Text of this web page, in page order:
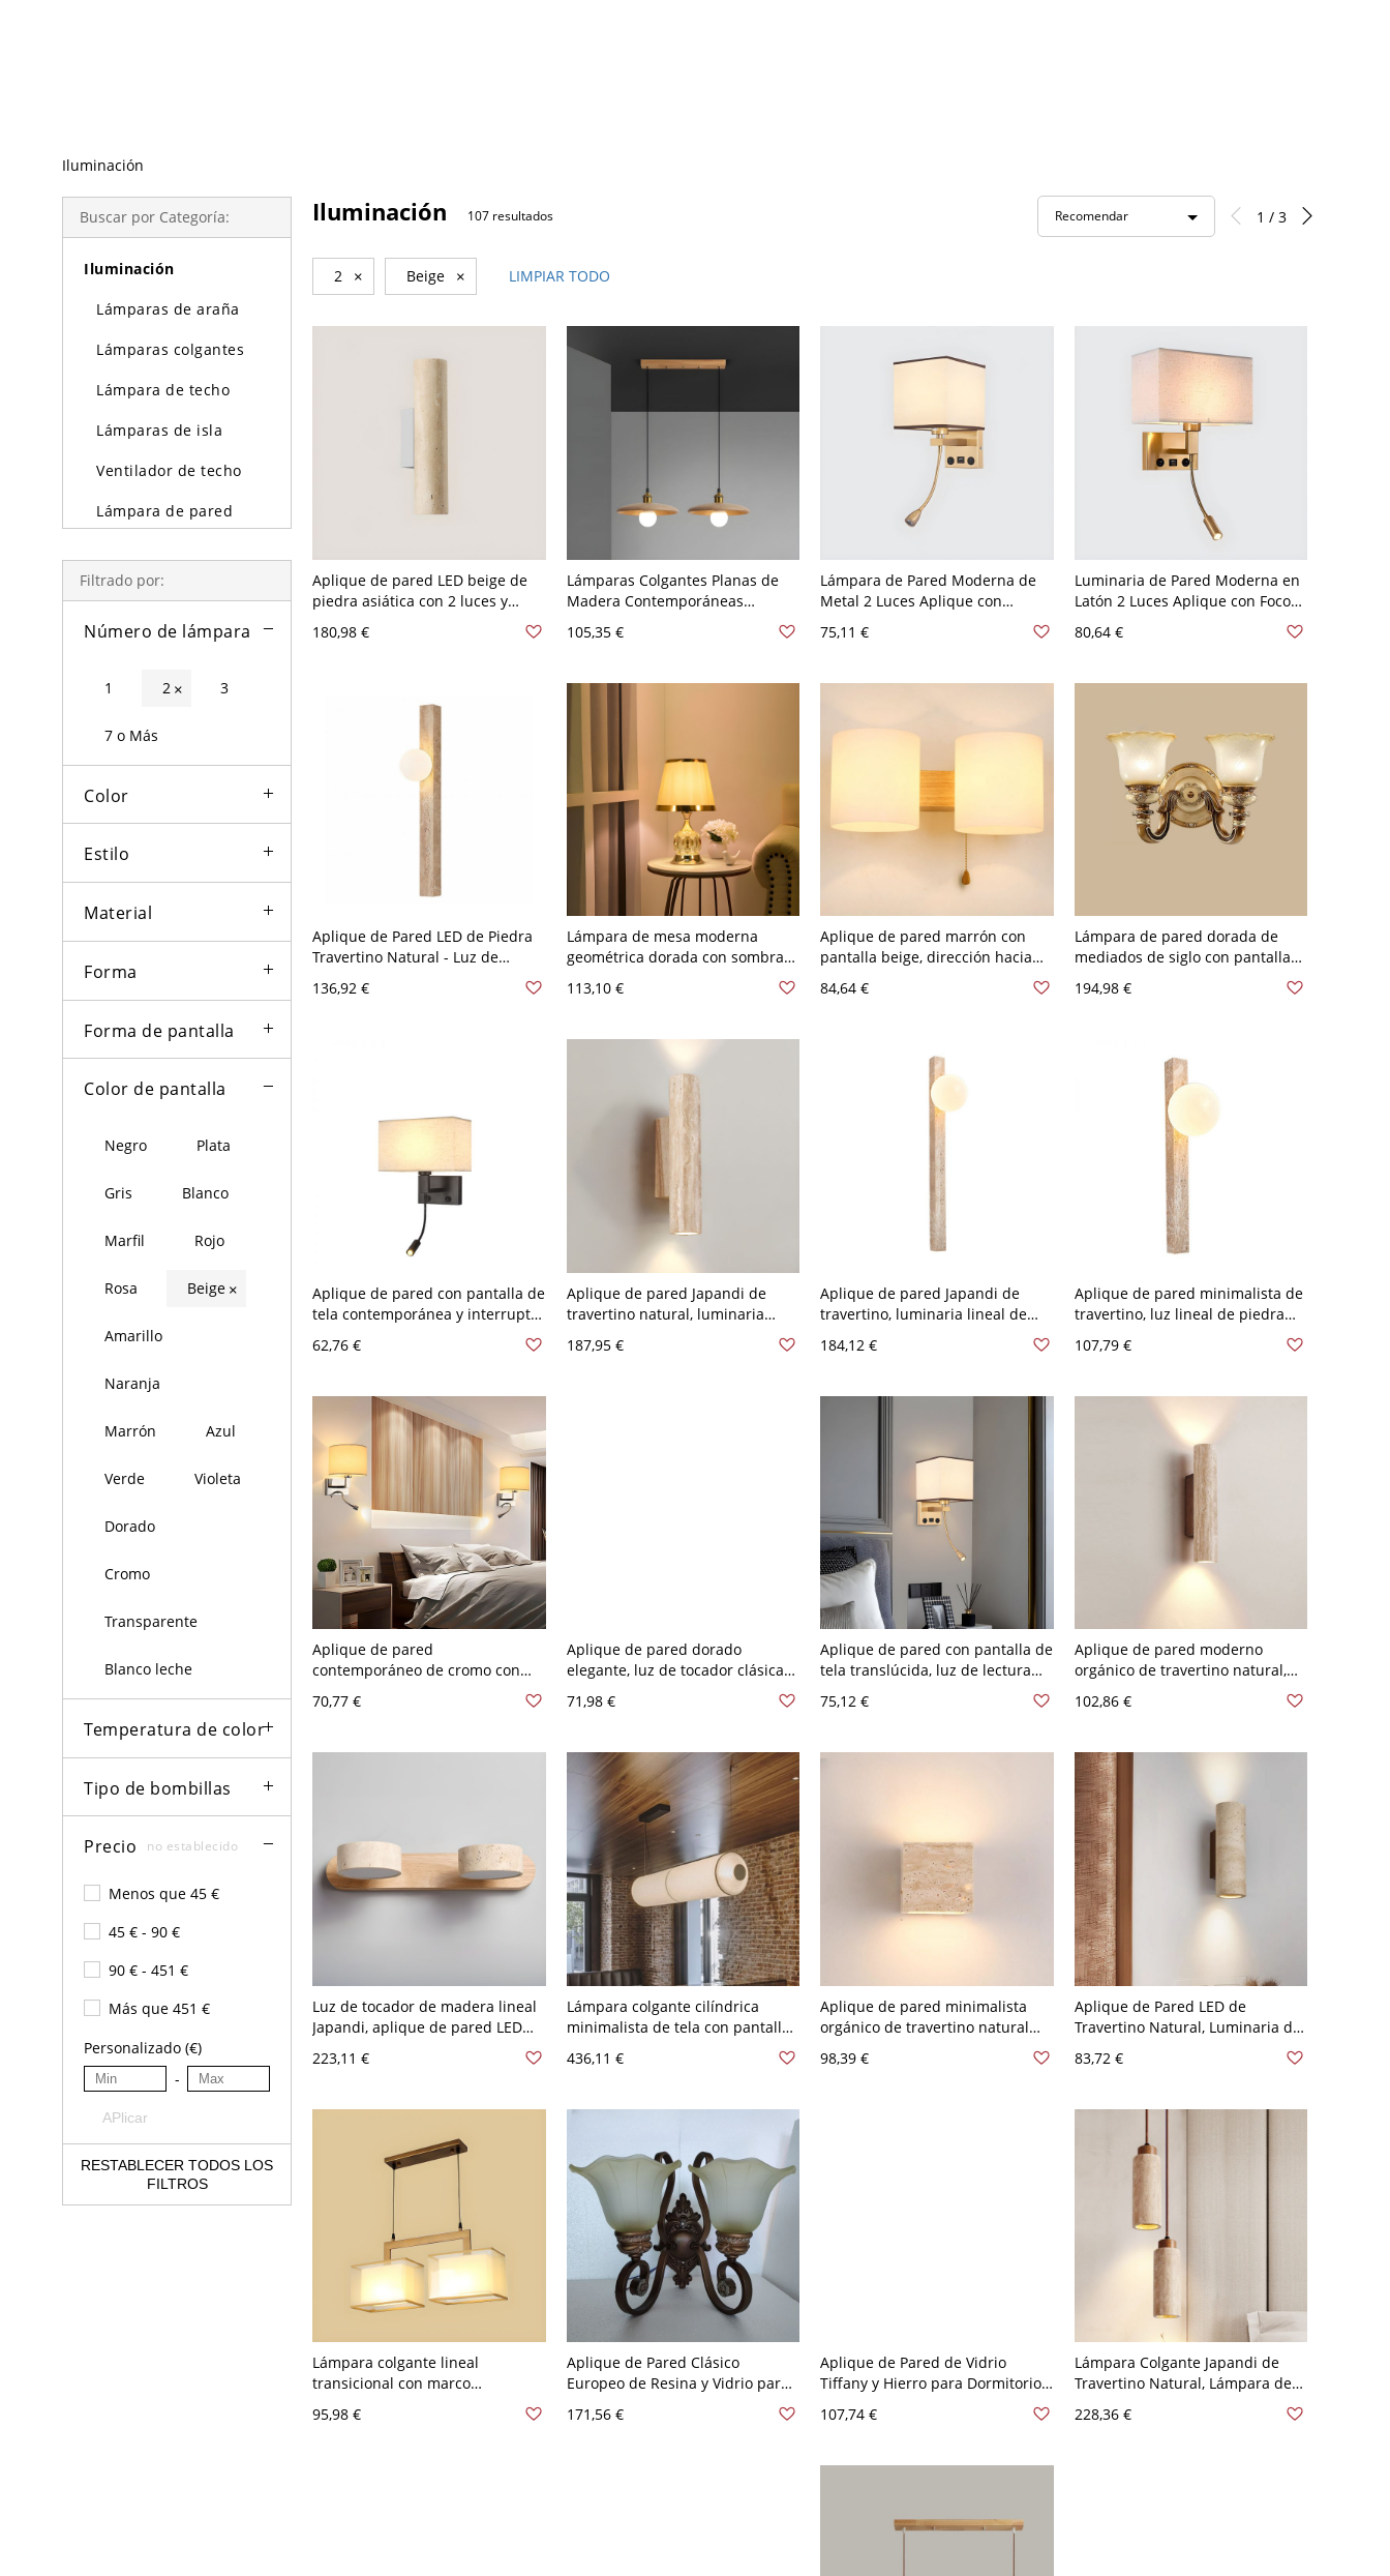
Iluminación
Buscar por Categoría:
Iluminación
Lámparas de araña
Lámparas colgantes
Lámpara de techo
Lámparas de isla
Ventilador de techo
Lámpara de pared
de pie
Filtrado por:
Número de lámpara
1 2 × 3
7 o Más
Color
Estilo
Material
Forma
Forma de pantalla
Color de pantalla
Negro Plata
Gris Blanco
Marfil Rojo
Rosa Beige ×
Amarillo
Naranja
Marrón Azul
Verde Violeta
Dorado
Cromo
Transparente
Blanco leche
Temperatura de color
Tipo de bombillas
Precio no establecido
Menos que 45 €
45 € - 90 €
90 € - 451 €
Más que 451 €
Personalizado (€)
-
APlicar
RESTABLECER TODOS LOS
FILTROS
Iluminación 107 resultados Recomendar 1 / 3
2 × Beige × LIMPIAR TODO
Aplique de pared LED beige de
piedra asiática con 2 luces y
abajo - 110 A 120 V Redondo
180,98 €
Lámparas Colgantes Planas de
Madera Contemporáneas
Minimalistas para Comedor - 110
A 120 V Madera 2
105,35 €
Lámpara de Pared Moderna de
Metal 2 Luces Aplique con
Pantalla de Tela de Rectángulo -
110 A 120 V Lino Sí
75,11 €
Luminaria de Pared Moderna en
Latón 2 Luces Aplique con Foco
120 V Latón Beige Sí
80,64 €
Aplique de Pared LED de Piedra
Travertino Natural - Luz de
Acento Orgánica Moderna - 110
A 120 V 60,96 cm Globo
136,92 €
Lámpara de mesa moderna
geométrica dorada con sombra
LED - 110 A 120 V ámbar
113,10 €
Aplique de pared marrón con
pantalla beige, dirección hacia
abajo, 2 luces en madera, 110V-
120V, 11.5"
84,64 €
Lámpara de pared dorada de
mediados de siglo con pantalla
de vidrio esmerilado y fuente de
alimentación con cableado - 110
194,98 €
Aplique de pared con pantalla de
tela contemporánea y interruptor
120 V Rectángulo
62,76 €
Aplique de pared Japandi de
travertino natural, luminaria
minimalista de piedra y madera
con luz descendente ambiental
187,95 €
Aplique de pared Japandi de
travertino, luminaria lineal de
60,96 cm 110 A 120 V
184,12 €
Aplique de pared minimalista de
travertino, luz lineal de piedra
natural con brillo arriba/abajo -
110 A 120 V Globo 59,69 cm
107,79 €
Aplique de pared
contemporáneo de cromo con
pantalla de lino e interruptor de
palanca integrado - 110 A 120 V
70,77 €
Aplique de pared dorado
elegante, luz de tocador clásica
de cristal con pantalla de vidrio
esmerilado - 2 110 A 120 V
71,98 €
Aplique de pared con pantalla de
tela translúcida, luz de lectura
USB - 110 A 120 V Lino 2
75,12 €
Aplique de pared moderno
orgánico de travertino natural,
para pasillo o dormitorio - 110 A
102,86 €
Luz de tocador de madera lineal
Japandi, aplique de pared LED
ajustable estilo travertino - 2 110
A 120 V Madera
223,11 €
Lámpara colgante cilíndrica
minimalista de tela con pantalla
restaurante y café - 110 A 120 V
436,11 €
Aplique de pared minimalista
orgánico de travertino natural
con suave resplandor ambiental
- Cuadro 110 A 120 V
98,39 €
Aplique de Pared LED de
Travertino Natural, Luminaria de
Piedra Orgánica Minimalista - 2
110 A 120 V 22,86 cm Cilindro
83,72 €
Lámpara colgante lineal
transicional con marco
pantalla de tela - 110 A 120 V
95,98 €
Aplique de Pared Clásico
Europeo de Resina y Vidrio para
cm
171,56 €
Aplique de Pared de Vidrio
Tiffany y Hierro para Dormitorio -
107,74 €
Lámpara Colgante Japandi de
Travertino Natural, Lámpara de
Cocina y Mesita de Noche - 2 110
228,36 €